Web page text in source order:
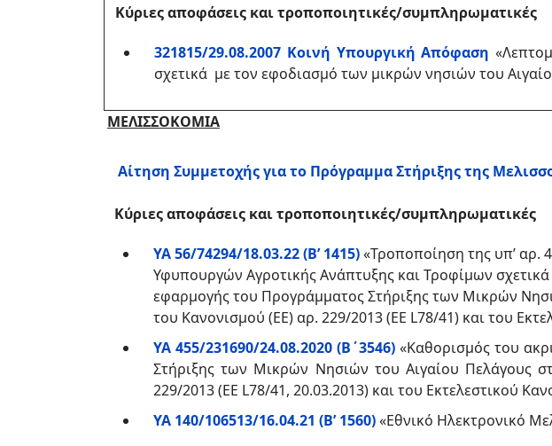
Κύριες αποφάσεις και τροποποιητικές/συμπληρωματικές
321815/29.08.2007 Κοινή Υπουργική Απόφαση
σχετικά με τον εφοδιασμό των μικρών νησιών του
ΜΕΛΙΣΣΟΚΟΜΙΑ
Αίτηση Συμμετοχής για το Πρόγραμμα Στήριξης της
Κύριες αποφάσεις και τροποποιητικές/συμπληρωματικές
ΥΑ 56/74294/18.03.22 (Β’ 1415)«Τροποποίηση της υπ’ αρ.
Υφυπουργών Αγροτικής Ανάπτυξης και Τροφίμων
εφαρμογής του Προγράμματος Στήριξης των Μικρών
του Κανονισμού (ΕΕ) αρ. 229/2013 (ΕΕ L78/41) και του
ΥΑ 455/231690/24.08.2020 (Β΄3546) «Καθορισμός του
Στήριξης των Μικρών Νησιών του Αιγαίου Πελάγους
229/2013 (ΕΕ L78/41, 20.03.2013) και του Εκτελεστικού
ΥΑ 140/106513/16.04.21 (Β’ 1560)«Εθνικό Ηλεκτρονικό